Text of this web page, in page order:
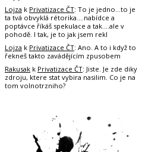
Lojza k Privatizace ČT: To je jedno...to je
ta tvá obvyklá rétorika....nabídce a
poptávce říkáš spekulace a tak....ale v
pohodě. I tak, je to jak jsem rekl
Lojza k Privatizace ČT: Ano. A to i když to
řekneš takto zavádějícím zpusobem
Rakusak k Privatizace ČT: Jiste. Je zde diky
zdroju, ktere stat vybira nasilim. Co je na
tom volnotrzniho?